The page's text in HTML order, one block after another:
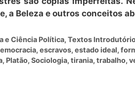
a Beleza e outros conceitos
e Ciência Política, Textos
, escravos, estado ideal,
, Platão, Sociologia, tirania, trabalho,